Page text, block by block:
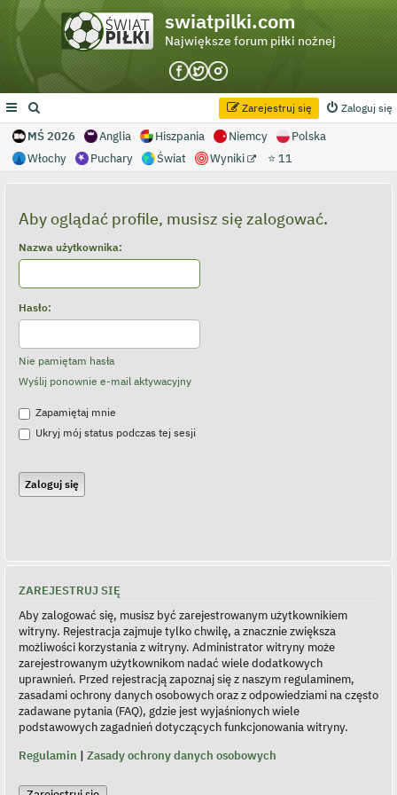
swiatpilki.com
Największe forum piłki nożnej
Zaloguj się
Zarejestruj się
MŚ 2026 Anglia Hiszpania Niemcy
Polska
Włochy
Puchary Świat Wyniki ⭐ 11
Aby oglądać profile, musisz się zalogować.
Nazwa użytkownika:
Hasło:
Nie pamiętam hasła
Wyślij ponownie e-mail aktywacyjny
Zapamiętaj mnie
Ukryj mój status podczas tej sesji
ZAREJESTRUJ SIĘ
Aby zalogować się, musisz być zarejestrowanym użytkownikiem
witryny. Rejestracja zajmuje tylko chwilę, a znacznie zwiększa
możliwości korzystania z witryny. Administrator witryny może
zarejestrowanym użytkownikom nadać wiele dodatkowych
uprawnień. Przed rejestracją zapoznaj się z naszym regulaminem,
zasadami ochrony danych osobowych oraz z odpowiedziami na często
zadawane pytania (FAQ), gdzie jest wyjaśnionych wiele
podstawowych zagadnień dotyczących funkcjonowania witryny.
Regulamin | Zasady ochrony danych osobowych